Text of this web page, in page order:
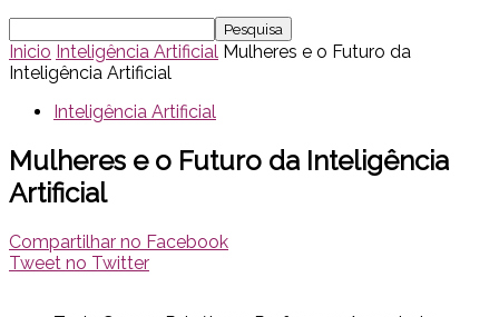
Inicio Inteligência Artificial Mulheres e o Futuro da
Inteligência Artificial
Inteligência Artificial
Mulheres e o Futuro da Inteligência
Artificial
Compartilhar no Facebook
Tweet no Twitter